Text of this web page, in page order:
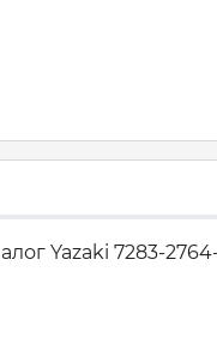
Yazaki 7283-